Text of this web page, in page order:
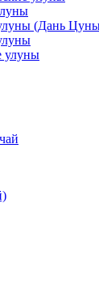
(Дань
улуны